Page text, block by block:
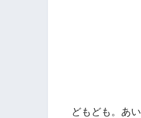
どもども。あ